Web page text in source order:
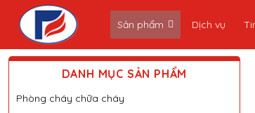
content
Sản phẩm Dịch vụ
DANH MỤC SẢN PHẨM
Phòng cháy chữa cháy